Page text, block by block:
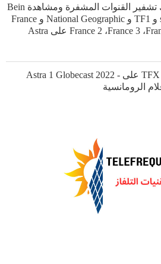
كيفية فك تشفير القنوات المشفرة ومشاهدة Bein
sport HD و TF1 و National Geographic و France
O و France 2 ،France 3 ،France 4 على Astra
تردد TFX HD على Astra 1 Globecast 2022 -